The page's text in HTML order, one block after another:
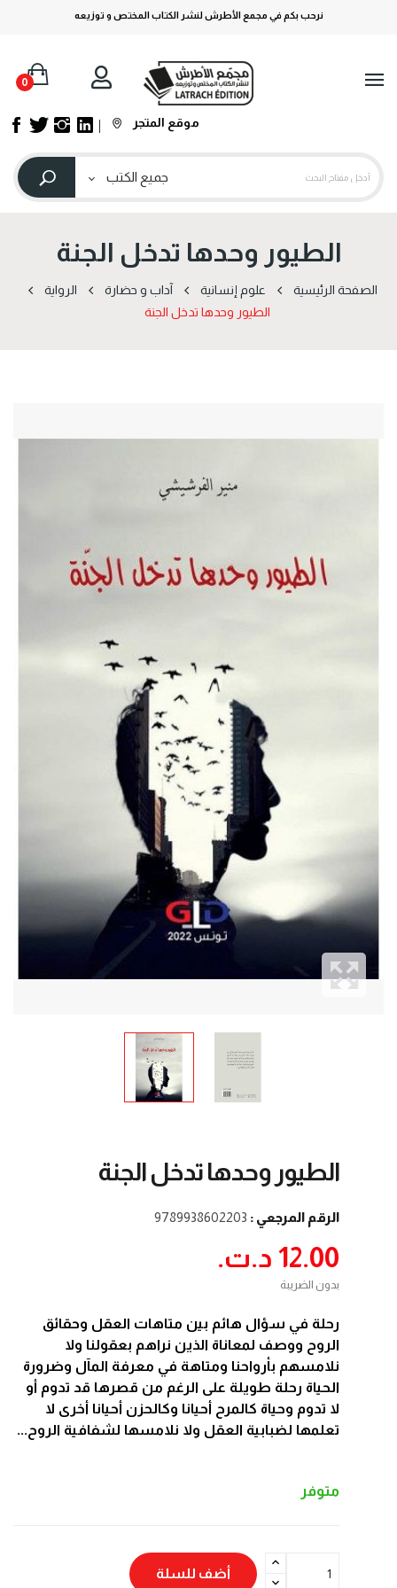
نرحب بكم في مجمع الأطرش لنشر الكتاب المختص و توزيعه
0
موقع المتجر
الطيور وحدها تدخل الجنة
الصفحة الرئيسية علوم إنسانية آداب و حضارة
الرواية
الطيور وحدها تدخل الجنة
الطيور وحدها تدخل الجنة
الرقم المرجعي : 9789938602203
12.00 د.ت.‏
بدون الضريبة
رحلة في سؤال هائم بين متاهات العقل وحقائق
الروح ووصف لمعاناة الذين نراهم بعقولنا ولا
نلامسهم بأرواحنا ومتاهة في معرفة المآل وضرورة
الحياة رحلة طويلة على الرغم من قصرها قد تدوم أو
لا تدوم وحياة كالمرح أحيانا وكالحزن أحيانا أخرى لا
تعلمها لضبابية العقل ولا نلامسها لشفافية الروح...
متوفر
أضف للسلة